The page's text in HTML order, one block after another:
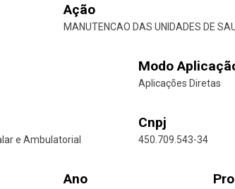
Ação
MANUTENCAO DAS UNIDADES DE
Modo
Aplicações Diretas
e Ambulatorial
Cnpj
450.709.543-34
Ano